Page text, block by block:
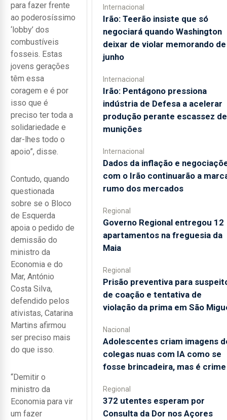
para fazer frente
ao poderosíssimo
‘lobby’ dos
combustíveis
fosseis. Estas
jovens gerações
têm essa
coragem e é por
isso que é
preciso ter toda a
solidariedade e
dar-lhes todo o
apoio”, disse.
Contudo, quando
questionada
sobre se o Bloco
de Esquerda
apoia o pedido de
demissão do
ministro da
Economia e do
Mar, António
Costa Silva,
defendido pelos
ativistas, Catarina
Martins afirmou
ser preciso mais
do que isso.
“Demitir o
ministro da
Economia para vir
um fazer
Internacional
Irão: Teerão insiste que só
negociará quando Washington
deixar de violar memorando de
junho
Internacional
Irão: Pentágono pressiona
indústria de Defesa a acelerar
produção perante escassez de
munições
Internacional
Dados da inflação e
com o Irão continuarão a
rumo dos mercados
Regional
Governo Regional entregou 12
apartamentos na freguesia da
Maia
Regional
Prisão preventiva para
de coação e tentativa de
violação da prima em São
Nacional
Adolescentes criam imagens
colegas nuas com IA como se
fosse brincadeira, mas é crime
Regional
372 utentes esperam por
Consulta da Dor nos Açores